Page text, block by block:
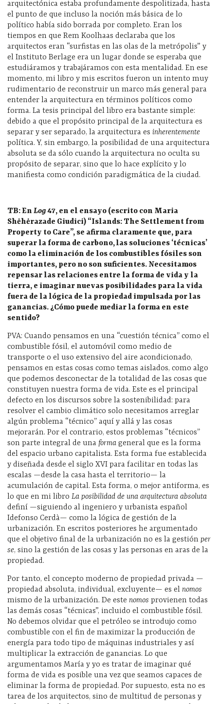
arquitectónica estaba profundamente despolitizada, hasta
el punto de que incluso la noción más básica de lo
político había sido borrada por completo. Eran los
tiempos en que Rem Koolhaas declaraba que los
arquitectos eran “surfistas en las olas de la metrópolis” y
el Instituto Berlage era un lugar donde se esperaba que
estudiáramos y trabajáramos con esta mentalidad. En ese
momento, mi libro y mis escritos fueron un intento muy
rudimentario de reconstruir un marco más general para
entender la arquitectura en términos políticos como
forma. La tesis principal del libro era bastante simple:
debido a que el propósito principal de la arquitectura es
separar y ser separado, la arquitectura es inherentemente
política. Y, sin embargo, la posibilidad de una arquitectura
absoluta se da sólo cuando la arquitectura no oculta su
propósito de separar, sino que lo hace explícito y lo
manifiesta como condición paradigmática de la ciudad.
TB: En Log47, en el ensayo (escrito con Maria
Shėhėrazade Giudici) “Islands: The Settlement from
Property to Care”, se afirma claramente que, para
superar la forma de carbono, las soluciones ‘técnicas’
como la eliminación de los combustibles fósiles son
importantes, pero no son suficientes. Necesitamos
repensar las relaciones entre la forma de vida y la
tierra, e imaginar nuevas posibilidades para la vida
fuera de la lógica de la propiedad impulsada por las
ganancias. ¿Cómo puede mediar la forma en este
sentido?
PVA: Cuando pensamos en una “cuestión técnica” como el
combustible fósil, el automóvil como medio de
transporte o el uso extensivo del aire acondicionado,
pensamos en estas cosas como temas aislados, como algo
que podemos desconectar de la totalidad de las cosas que
constituyen nuestra forma de vida. Este es el principal
defecto en los discursos sobre la sostenibilidad: para
resolver el cambio climático solo necesitamos arreglar
algún problema “técnico” aquí y allá y las cosas
mejorarán. Por el contrario, estos problemas “técnicos”
son parte integral de una forma general que es la forma
del espacio urbano capitalista. Esta forma fue establecida
y diseñada desde el siglo XVI para facilitar en todas las
escalas —desde la casa hasta el territorio— la
acumulación de capital. Esta forma, o mejor antiforma, es
lo que en mi libro La posibilidad de una arquitectura absoluta
definí —siguiendo al ingeniero y urbanista español
Idefonso Cerdà— como la lógica de gestión de la
urbanización. En escritos posteriores he argumentado
que el objetivo final de la urbanización no es la gestión per
se, sino la gestión de las cosas y las personas en aras de la
propiedad.
Por tanto, el concepto moderno de propiedad privada —
propiedad absoluta, individual, excluyente— es el nomos
mismo de la urbanización. De este nomos provienen todas
las demás cosas “técnicas”, incluido el combustible fósil.
No debemos olvidar que el petróleo se introdujo como
combustible con el fin de maximizar la producción de
energía para todo tipo de máquinas industriales y así
multiplicar la extracción de ganancias. Lo que
argumentamos María y yo es tratar de imaginar qué
forma de vida es posible una vez que seamos capaces de
eliminar la forma de propiedad. Por supuesto, esta no es
tarea de los arquitectos, sino de multitud de personas y